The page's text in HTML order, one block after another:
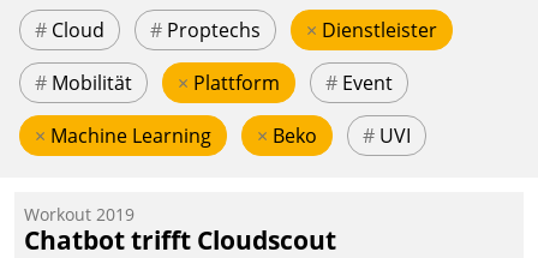
# Cloud # Proptechs × Dienstleister
# Mobilität × Plattform # Event
× Machine Learning × Beko # UVI
Workout 2019
Chatbot trifft Cloudscout